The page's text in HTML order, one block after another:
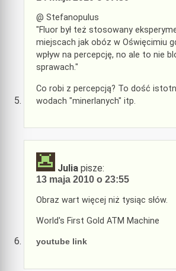
@ Stefanopulus
"Fluor był też stosowany
miejscach jak obóz w Oświęcimiu
wpływ na percepcję, no ale to nie
sprawach."
Co robi z percepcją? To dość
wodach "minerlanych" itp.
Julia pisze:
13 maja 2010 o 23:55
Obraz wart więcej niż tysiąc słów.
World's First Gold ATM Machine
youtube link